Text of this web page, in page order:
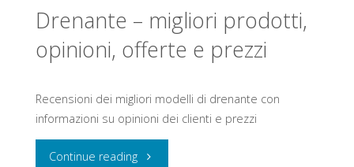
opinioni,
prezzi"
Drenante – migliori prodotti,
opinioni, offerte e prezzi
Recensioni dei migliori modelli di drenante con
informazioni su opinioni dei clienti e prezzi
Continue reading"Drenante